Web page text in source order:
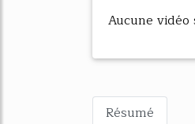
Aucune
Résumé